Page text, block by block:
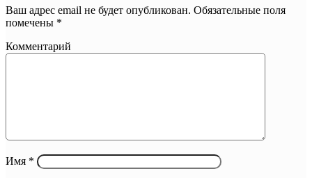
Ваш адрес email не будет опубликован. Обязательные поля
помечены *
Комментарий
Имя *